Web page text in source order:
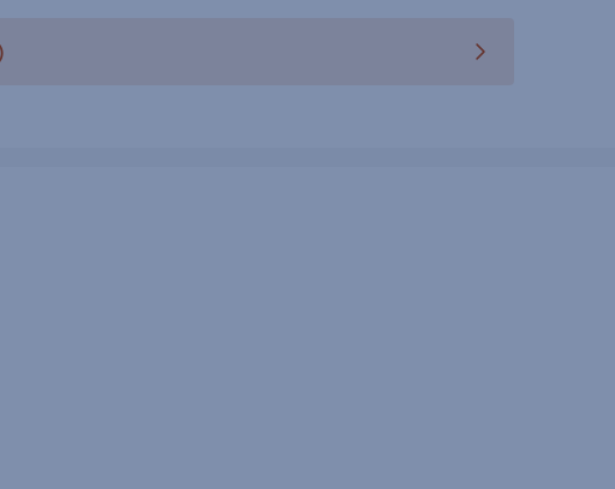
välilehteen